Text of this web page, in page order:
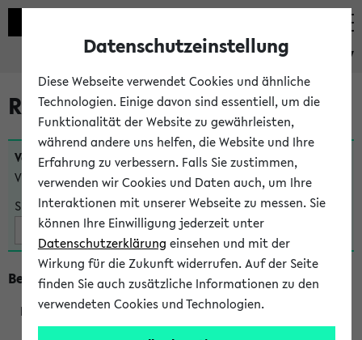
eKVV
Raumänderungen
Veranstaltungen , bei denen sich nach dem24.07.2026
Veranstaltungsorte geändert haben:
Suche:
Beginn um 8 Uhr
219801
Datenschutzeinstellung
Diese Webseite verwendet Cookies und ähnliche
Technologien. Einige davon sind essentiell, um die
Funktionalität der Website zu gewährleisten,
während andere uns helfen, die Website und Ihre
Erfahrung zu verbessern. Falls Sie zustimmen,
verwenden wir Cookies und Daten auch, um Ihre
Interaktionen mit unserer Webseite zu messen. Sie
können Ihre Einwilligung jederzeit unter
Datenschutzerklärung einsehen und mit der
Wirkung für die Zukunft widerrufen. Auf der Seite
finden Sie auch zusätzliche Informationen zu den
verwendeten Cookies und Technologien.